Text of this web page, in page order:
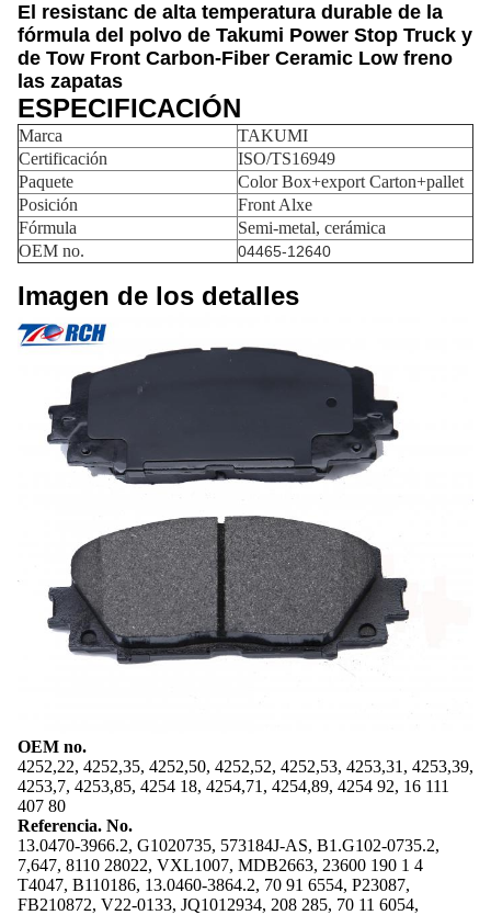
El resistanc de alta temperatura durable de la
fórmula del polvo de Takumi Power Stop Truck y
de Tow Front Carbon-Fiber Ceramic Low freno
las zapatas
ESPECIFICACIÓN
Marca
TAKUMI
Certificación
ISO/TS16949
Paquete
Color Box+export Carton+pallet
Posición
Front Alxe
Fórmula
Semi-metal, cerámica
OEM no.
04465-12640
Imagen de los detalles
OEM no.
4252,22, 4252,35, 4252,50, 4252,52, 4252,53, 4253,31, 4253,39,
4253,7, 4253,85, 4254 18, 4254,71, 4254,89, 4254 92, 16 111
407 80
Referencia. No.
13.0470-3966.2, G1020735, 573184J-AS, B1.G102-0735.2,
7,647, 8110 28022, VXL1007, MDB2663, 23600 190 1 4
T4047, B110186, 13.0460-3864.2, 70 91 6554, P23087,
FB210872, V22-0133, JQ1012934, 208 285, 70 11 6054,